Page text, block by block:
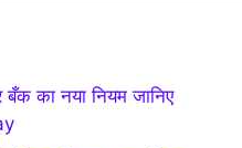
का नया नियम जानिए